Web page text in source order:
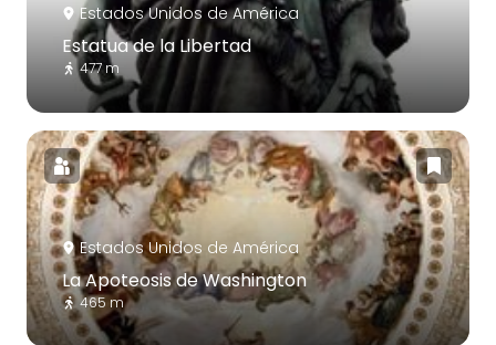
Estados Unidos de América
Estatua de la Libertad
477 m
Estados Unidos de América
La Apoteosis de Washington
465 m